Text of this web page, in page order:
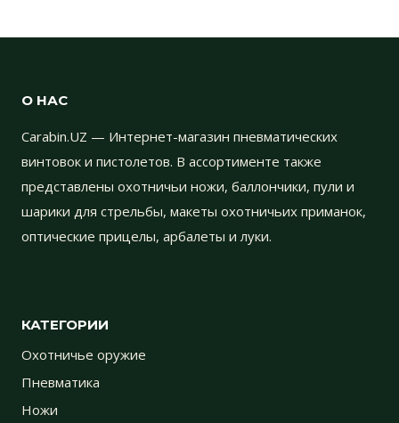
О НАС
Carabin.UZ — Интернет-магазин пневматических
винтовок и пистолетов. В ассортименте также
представлены охотничьи ножи, баллончики, пули и
шарики для стрельбы, макеты охотничьих приманок,
оптические прицелы, арбалеты и луки.
КАТЕГОРИИ
Охотничье оружие
Пневматика
Ножи